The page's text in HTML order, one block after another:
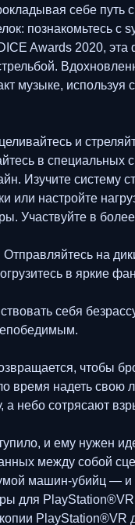
себе
познакомьтесь с
Awards 2020,
музыке,
и
в специальных
Изучите систему
или настройте
Участвуйте в
на
в яркие
себя
чтобы
надеть свою
а небо сотрясают
и ему нужен
между собой
машин-убийц —
для